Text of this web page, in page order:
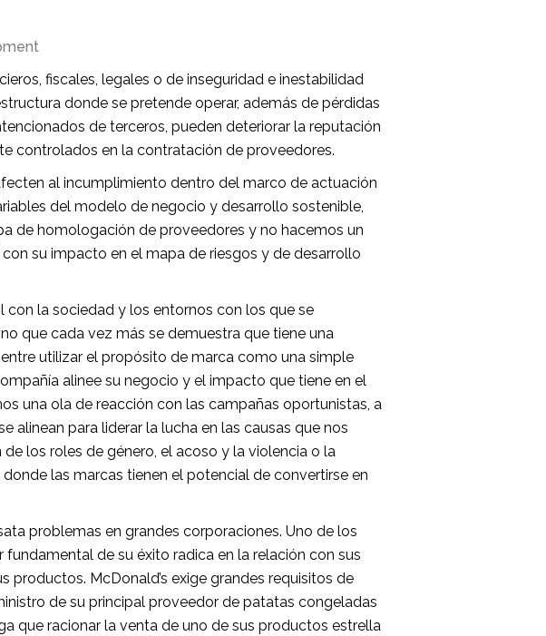
fiscales, legales o de inseguridad e inestabilidad
donde se pretende operar, además de pérdidas
de terceros, pueden deteriorar la reputación
controlados en la contratación de proveedores.
al incumplimiento dentro del marco de actuación
del modelo de negocio y desarrollo sostenible,
de homologación de proveedores y no hacemos un
su impacto en el mapa de riesgos y de desarrollo
la sociedad y los entornos con los que se
que cada vez más se demuestra que tiene una
utilizar el propósito de marca como una simple
alinee su negocio y el impacto que tiene en el
una ola de reacción con las campañas oportunistas, a
para liderar la lucha en las causas que nos
los roles de género, el acoso y la violencia o la
las marcas tienen el potencial de convertirse en
problemas en grandes corporaciones. Uno de los
de su éxito radica en la relación con sus
McDonald’s exige grandes requisitos de
de su principal proveedor de patatas congeladas
que racionar la venta de uno de sus productos estrella